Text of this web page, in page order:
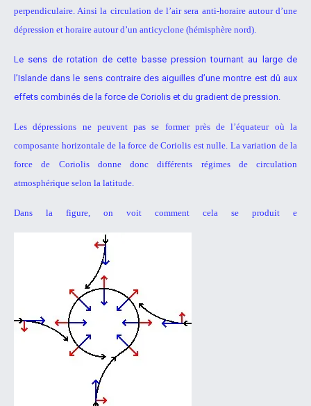
perpendiculaire. Ainsi la circulation del’air sera anti-horaire autour d’une
dépression et horaire autour d’un anticyclone (hémisphère nord).
Le sens de rotation de cette basse pressiontournant au large de
l’Islande dans le sens contraire des aiguilles d’une montre est dû aux
effets combinés de la force de Coriolis et du gradient de pression.
Les dépressions ne peuvent pas se former près de l’équateur où la
composante horizontale de la force de Coriolis est nulle. La variation de la
force de Coriolis donne donc différents régimes de circulation
atmosphérique selon la latitude.
Dans la figure, on voit comment cela se produit e